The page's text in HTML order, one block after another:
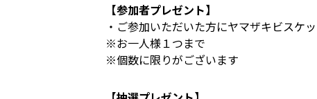
【参加者プレゼント】
・ご参加いただいた方にヤマザキビスケ
※お一人様１つまで
※個数に限りがございます